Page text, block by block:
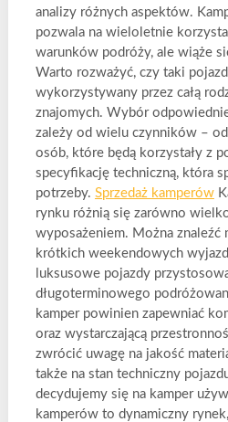
analizy różnych aspektów.
pozwala na wieloletnie
warunków podróży, ale wiąże
Warto rozważyć, czy taki
wykorzystywany przez całą
znajomych. Wybór
zależy od wielu czynników –
osób, które będą korzystały z
specyfikację techniczną, która
potrzeby. Sprzedaż kamperów
rynku różnią się zarówno
wyposażeniem. Można znaleźć
krótkich weekendowych
luksusowe pojazdy
długoterminowego
kamper powinien zapewniać
oraz wystarczającą
zwrócić uwagę na jakość
także na stan techniczny
decydujemy się na kamper
kamperów to dynamiczny